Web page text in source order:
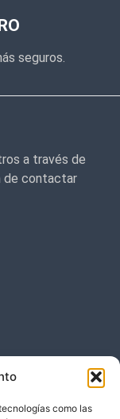
como las
seguros.
a través de
de contactar